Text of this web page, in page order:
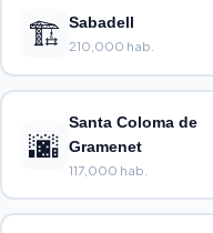
🏗️ Sabadell
210,000 hab.
🌆
Santa Coloma de
Gramenet
117,000 hab.